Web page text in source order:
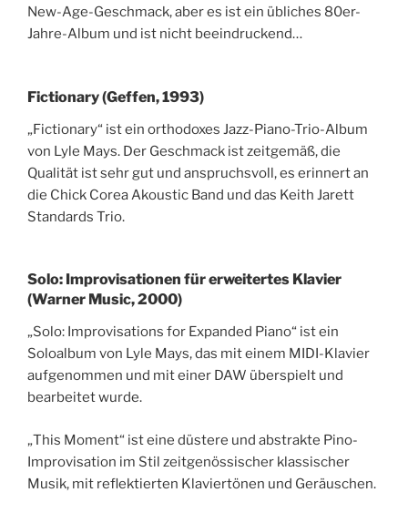
New-Age-Geschmack, aber es ist ein übliches 80er-
Jahre-Album und ist nicht beeindruckend…
Fictionary (Geffen, 1993)
„Fictionary“ ist ein orthodoxes Jazz-Piano-Trio-Album
von Lyle Mays. Der Geschmack ist zeitgemäß, die
Qualität ist sehr gut und anspruchsvoll, es erinnert an
die Chick Corea Akoustic Band und das Keith Jarett
Standards Trio.
Solo: Improvisationen für erweitertes Klavier
(Warner Music, 2000)
„Solo: Improvisations for Expanded Piano“ ist ein
Soloalbum von Lyle Mays, das mit einem MIDI-Klavier
aufgenommen und mit einer DAW überspielt und
bearbeitet wurde.
„This Moment“ ist eine düstere und abstrakte Pino-
Improvisation im Stil zeitgenössischer klassischer
Musik, mit reflektierten Klaviertönen und Geräuschen.